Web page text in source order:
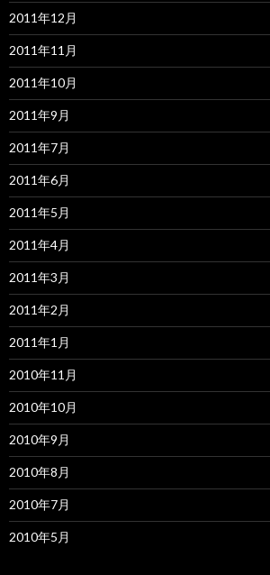
2011年12月
2011年11月
2011年10月
2011年9月
2011年7月
2011年6月
2011年5月
2011年4月
2011年3月
2011年2月
2011年1月
2010年11月
2010年10月
2010年9月
2010年8月
2010年7月
2010年5月